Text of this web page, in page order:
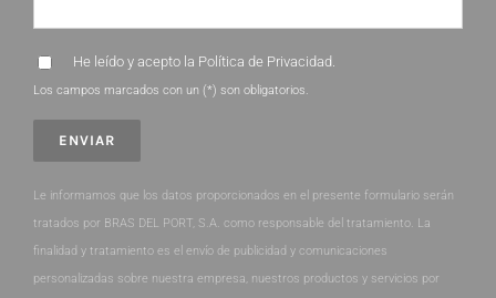
He leído y acepto la Política de Privacidad.
Los campos marcados con un (*) son obligatorios.
Le informamos que los datos proporcionados en el presente formulario serán
tratados por BRAS DEL PORT, S.A. como responsable del tratamiento. La
finalidad y tratamiento es el envío de publicidad y comunicaciones
personalizadas sobre nuestra empresa, nuestros productos y servicios por